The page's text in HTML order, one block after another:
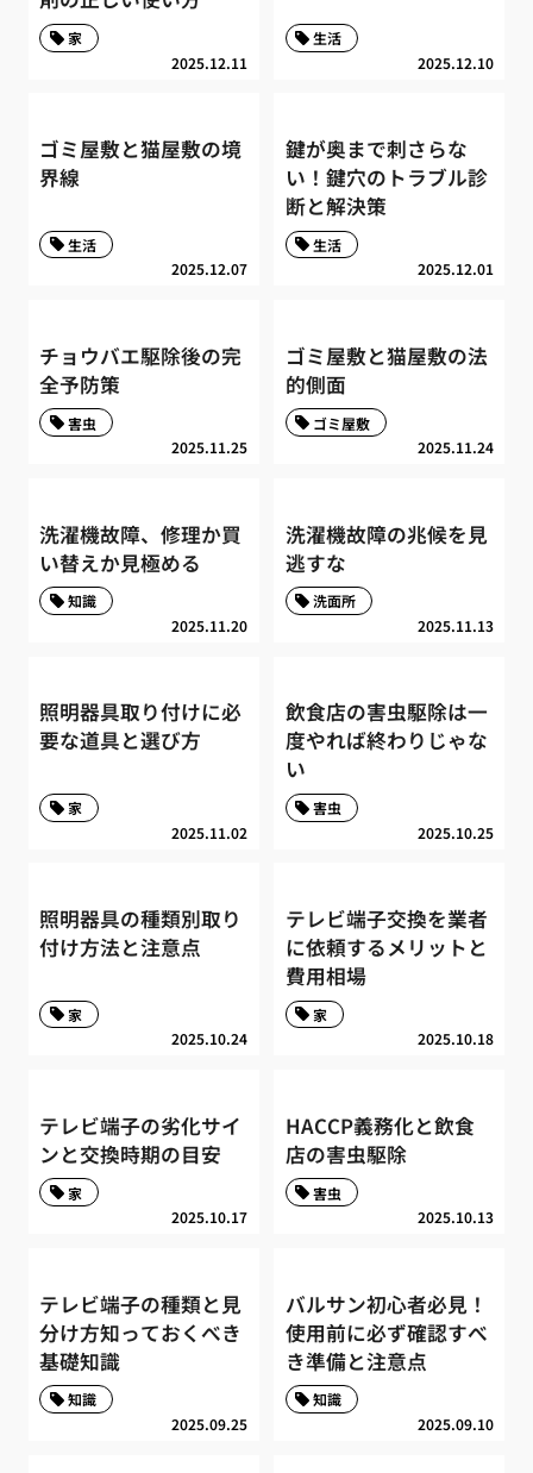
2025.12.11
家
2025.12.10
生活
ゴミ屋敷と猫屋敷の境
界線
2025.12.07
生活
鍵が奥まで刺さらな
い！鍵穴のトラブル診
断と解決策
2025.12.01
生活
チョウバエ駆除後の完
全予防策
2025.11.25
害虫
ゴミ屋敷と猫屋敷の法
的側面
2025.11.24
ゴミ屋敷
洗濯機故障、修理か買
い替えか見極める
2025.11.20
知識
洗濯機故障の兆候を見
逃すな
2025.11.13
洗面所
照明器具取り付けに必
要な道具と選び方
2025.11.02
家
飲食店の害虫駆除は一
度やれば終わりじゃな
い
2025.10.25
害虫
照明器具の種類別取り
付け方法と注意点
2025.10.24
家
テレビ端子交換を業者
に依頼するメリットと
費用相場
2025.10.18
家
テレビ端子の劣化サイ
ンと交換時期の目安
2025.10.17
家
HACCP義務化と飲食
店の害虫駆除
2025.10.13
害虫
テレビ端子の種類と見
分け方知っておくべき
基礎知識
2025.09.25
知識
バルサン初心者必見！
使用前に必ず確認すべ
き準備と注意点
2025.09.10
知識